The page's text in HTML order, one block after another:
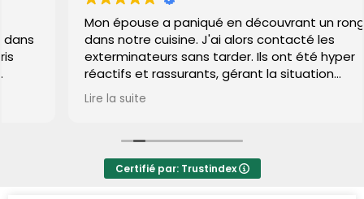
Mon épouse a paniqué en découvrant un rongeur
dans notre cuisine. J'ai alors contacté les
exterminateurs sans tarder. Ils ont été hyper
réactifs et rassurants, gérant la situation
impeccablement. Grâce à leur efficacité, plus de
signe de rat après leur passage. Un grand merci,
Lire la suite
Certifié par: Trustindex